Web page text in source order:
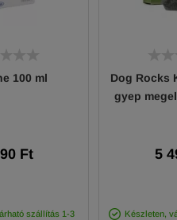
100 ml
Ft
szállítás 1-3
Dog Rocks
gyep
5
Készleten,